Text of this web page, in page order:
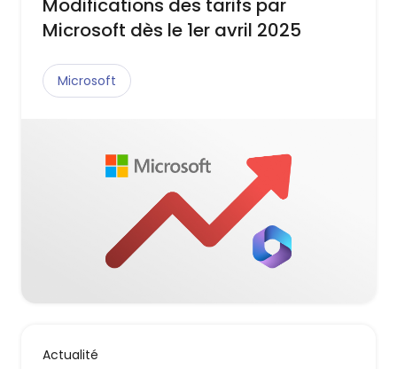
Modifications des tarifs par
Microsoft dès le 1er avril 2025
Microsoft
Actualité